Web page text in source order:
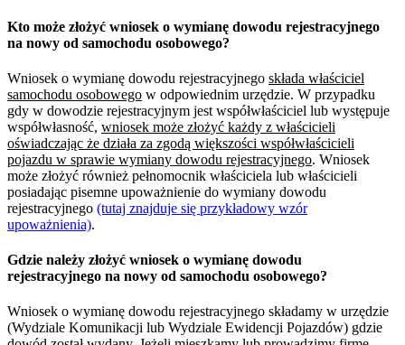
Kto może złożyć wniosek o wymianę dowodu rejestracyjnego
na nowy od samochodu osobowego?
Wniosek o wymianę dowodu rejestracyjnego składa właściciel
samochodu osobowego w odpowiednim urzędzie. W przypadku
gdy w dowodzie rejestracyjnym jest współwłaściciel lub występuje
współwłasność, wniosek może złożyć każdy z właścicieli
oświadczając że działa za zgodą większości współwłaścicieli
pojazdu w sprawie wymiany dowodu rejestracyjnego. Wniosek
może złożyć również pełnomocnik właściciela lub właścicieli
posiadając pisemne upoważnienie do wymiany dowodu
rejestracyjnego (tutaj znajduje się przykładowy wzór
upoważnienia).
Gdzie należy złożyć wniosek o wymianę dowodu
rejestracyjnego na nowy od samochodu osobowego?
Wniosek o wymianę dowodu rejestracyjnego składamy w urzędzie
(Wydziale Komunikacji lub Wydziale Ewidencji Pojazdów) gdzie